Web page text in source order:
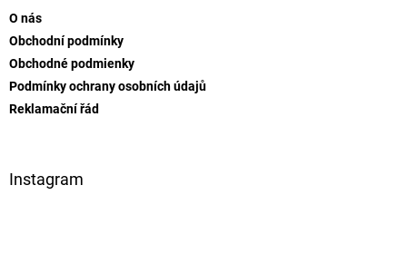
O nás
Obchodní podmínky
Obchodné podmienky
Podmínky ochrany osobních údajů
Reklamační řád
Instagram